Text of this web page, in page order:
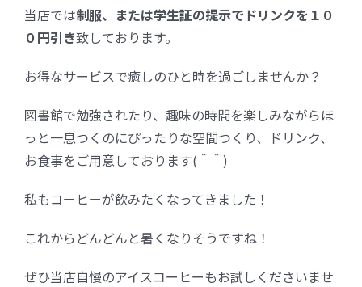
店舗一覧
FC加盟店募集
お問合せ
当店では制服、または学生証の提示でドリンクを１０
０円引き致しております。
お得なサービスで癒しのひと時を過ごしませんか？
図書館で勉強されたり、趣味の時間を楽しみながらほ
っと一息つくのにぴったりな空間つくり、ドリンク、
お食事をご用意しております(＾＾)
私もコーヒーが飲みたくなってきました！
これからどんどんと暑くなりそうですね！
ぜひ当店自慢のアイスコーヒーもお試しくださいませ